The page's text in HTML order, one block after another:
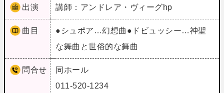
出演 講師：アンドレア・ヴィーグhp
曲目
●シュポア…幻想曲●ドビュッシー…神聖
な舞曲と世俗的な舞曲
問合せ
同ホール
011-520-1234